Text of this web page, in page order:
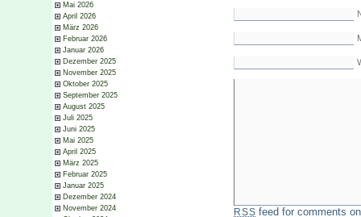
Mai 2026
April 2026
März 2026
Februar 2026
Januar 2026
Dezember 2025
November 2025
Oktober 2025
September 2025
August 2025
Juli 2025
Juni 2025
Mai 2025
April 2025
März 2025
Februar 2025
Januar 2025
Dezember 2024
November 2024
RSS feed for comments